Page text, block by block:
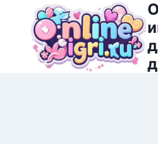
Перейти
содержимому